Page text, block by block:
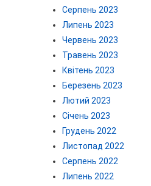
Серпень 2023
Липень 2023
Червень 2023
Травень 2023
Квітень 2023
Березень 2023
Лютий 2023
Січень 2023
Грудень 2022
Листопад 2022
Серпень 2022
Липень 2022